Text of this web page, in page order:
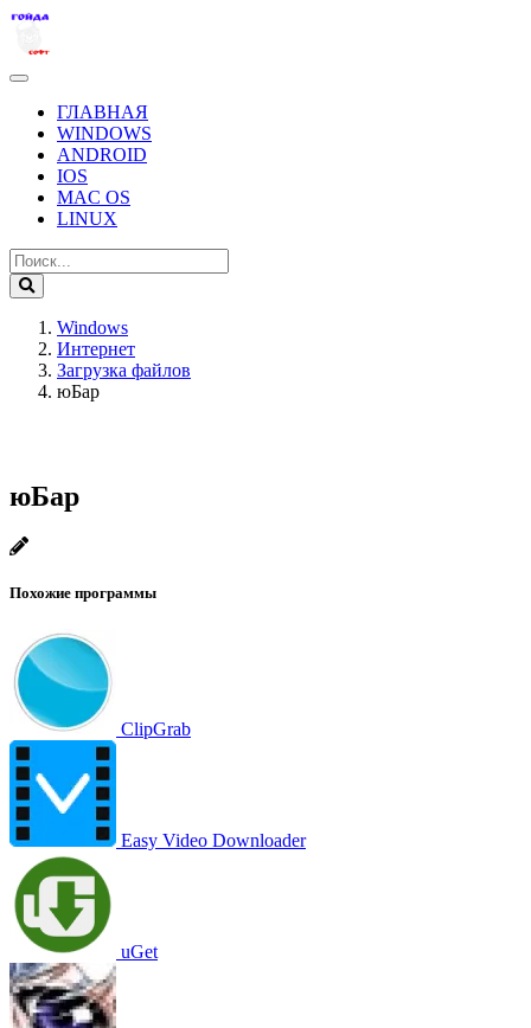
ГЛАВНАЯ
WINDOWS
ANDROID
IOS
MAC OS
LINUX
Windows
Интернет
Загрузка файлов
юБар
юБар
Похожие программы
ClipGrab
Easy Video Downloader
uGet